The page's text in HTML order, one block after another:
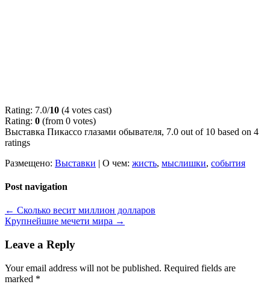
Rating: 7.0/10 (4 votes cast)
Rating: 0 (from 0 votes)
Выставка Пикассо глазами обывателя, 7.0 out of 10 based on 4
ratings
Размещено: Выставки | О чем: жисть, мыслишки, события
Post navigation
← Сколько весит миллион долларов
Крупнейшие мечети мира →
Leave a Reply
Your email address will not be published. Required fields are
marked *